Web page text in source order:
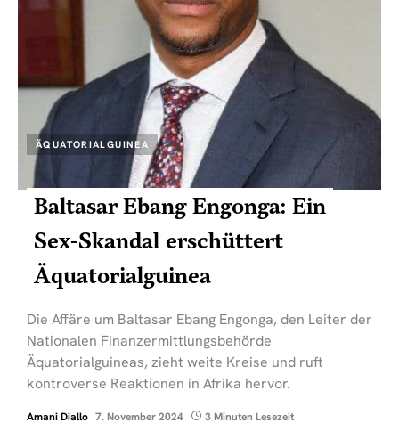
ÄQUATORIALGUINEA
Baltasar Ebang Engonga: Ein
Sex-Skandal erschüttert
Äquatorialguinea
Die Affäre um Baltasar Ebang Engonga, den Leiter der
Nationalen Finanzermittlungsbehörde
Äquatorialguineas, zieht weite Kreise und ruft
kontroverse Reaktionen in Afrika hervor.
Amani Diallo 7. November 2024 3 Minuten Lesezeit